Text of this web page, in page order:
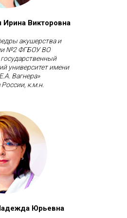
Ирина Викторовна
акушерства и
№2 ФГБОУ ВО
университет имени
Вагнера»
к.м.н.
Юрьевна